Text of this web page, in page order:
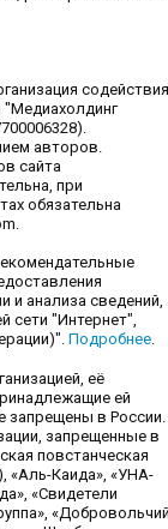
содействия
авторов.
сайта
при
обязательна
и анализа сведений,
сети "Интернет",
Подробнее.
её
ей
запрещены в России.
запрещенные в
повстанческая
«Аль-Каида», «УНА-
«Свидетели